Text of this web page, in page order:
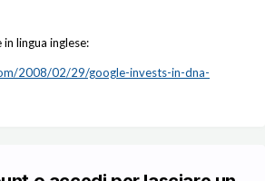
lingua inglese:
2008/02/29/google-invests-in-dna-